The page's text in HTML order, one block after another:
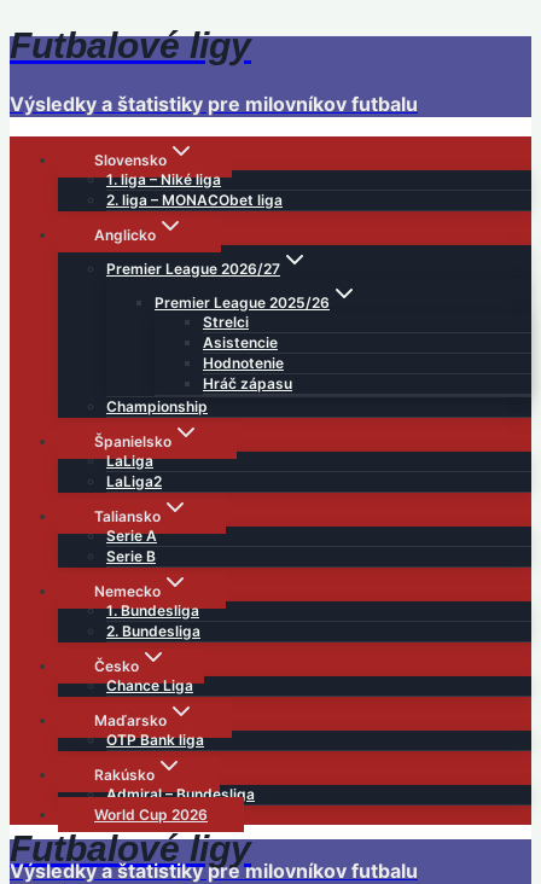
Skip
to
Futbalové ligy
Výsledky a štatistiky pre milovníkov futbalu
Slovensko
1. liga – Niké liga
2. liga – MONACObet liga
Anglicko
Premier League 2026/27
Premier League 2025/26
Strelci
Asistencie
Hodnotenie
Hráč zápasu
Championship
Španielsko
LaLiga
LaLiga2
Taliansko
Serie A
Serie B
Nemecko
1. Bundesliga
2. Bundesliga
Česko
Chance Liga
Maďarsko
OTP Bank liga
Rakúsko
Admiral – Bundesliga
World Cup 2026
Futbalové ligy
Výsledky a štatistiky pre milovníkov futbalu